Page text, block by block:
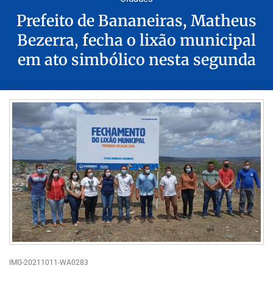
Prefeito de Bananeiras, Matheus
Bezerra, fecha o lixão municipal
em ato simbólico nesta segunda
IMG-20211011-WA0283